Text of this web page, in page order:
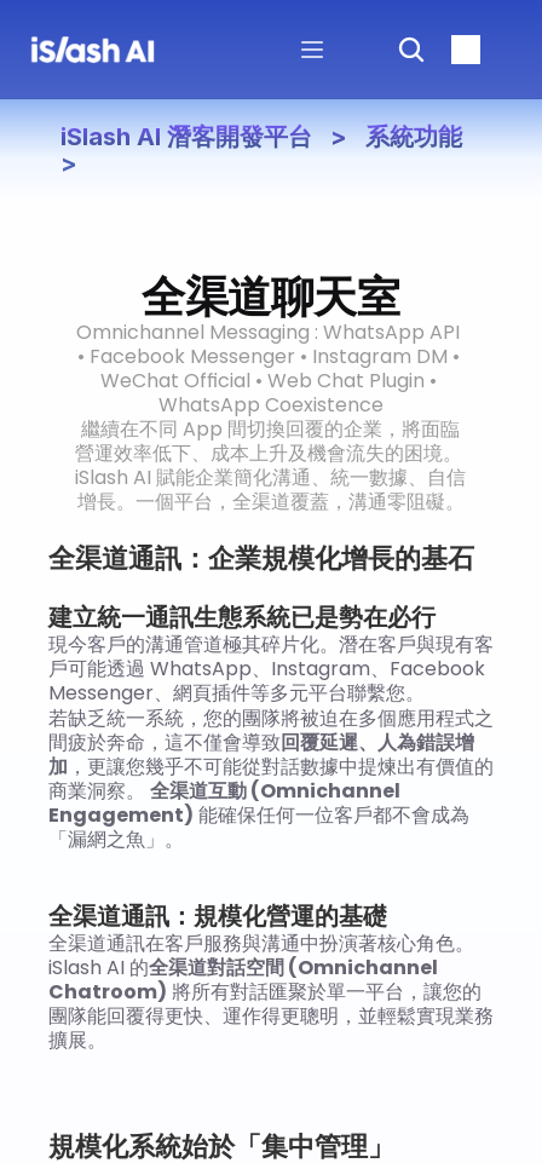
iSlash AI 潛客開發平台   >   系統功能
>
全渠道聊天室
Omnichannel Messaging : WhatsApp API
• Facebook Messenger • Instagram DM •
WeChat Official • Web Chat Plugin •
WhatsApp Coexistence
繼續在不同 App 間切換回覆的企業，將面臨
營運效率低下、成本上升及機會流失的困境。
iSlash AI 賦能企業簡化溝通、統一數據、自信
增長。一個平台，全渠道覆蓋，溝通零阻礙。
全渠道通訊：企業規模化增長的基石
建立統一通訊生態系統已是勢在必行
現今客戶的溝通管道極其碎片化。潛在客戶與現有客
戶可能透過 WhatsApp、Instagram、Facebook
Messenger、網頁插件等多元平台聯繫您。
若缺乏統一系統，您的團隊將被迫在多個應用程式之
間疲於奔命，這不僅會導致回覆延遲、人為錯誤增
加 ，更讓您幾乎不可能從對話數據中提煉出有價值的
商業洞察。 全渠道互動 (Omnichannel
Engagement) 能確保任何一位客戶都不會成為
「漏網之魚」。
全渠道通訊：規模化營運的基礎
全渠道通訊在客戶服務與溝通中扮演著核心角色。
iSlash AI 的全渠道對話空間 (Omnichannel
Chatroom) 將所有對話匯聚於單一平台，讓您的
團隊能回覆得更快、運作得更聰明，並輕鬆實現業務
擴展。
規模化系統始於「集中管理」